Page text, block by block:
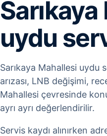
uydu
Sarıkaya Mahallesi uydu
arızası, LNB değişimi,
Mahallesi çevresinde
ayrı ayrı değerlendirilir.
Servis kaydı alınırken